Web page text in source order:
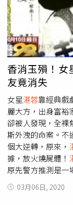
眼，深入追查才發
間，才編造一連串
懷。全案有如峰迴
後，似乎有著天大
性中，就有一人
方竟然就是出身基
的顏世宗；更弔詭
明星命案，卻始終
和犯人DNA最為
知是心虛或另有考
年從未再現身，讓
的是，湛蓉生前曾
誰知真的一語成讖
的23歲。
香消玉殞！
友竟消失
女星湛蓉靠經典戲
麗大方，出身富裕
卻被人發現，全裸
斯外洩的命案。不
個大逆轉，原來，
據，放火燒屍體！
原先警方推測是一
Youtube）根據《
面貌，當年在華
03月06日, 2020